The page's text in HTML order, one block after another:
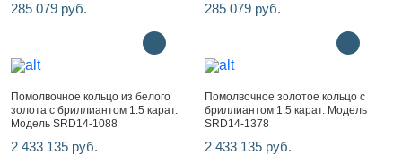
285 079 руб. 285 079 руб.
Помолвочное кольцо из белого
золота с бриллиантом 1.5 карат.
Модель SRD14-1088
2 433 135 руб.
Помолвочное золотое кольцо с
бриллиантом 1.5 карат. Модель
SRD14-1378
2 433 135 руб.